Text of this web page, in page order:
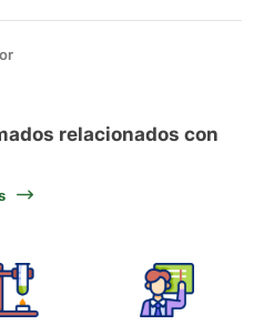
relacionados con